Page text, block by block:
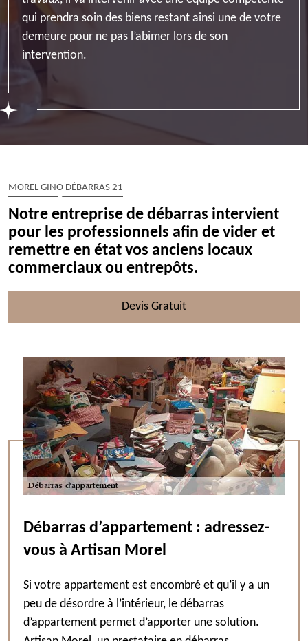
qui prendra soin des biens restant ainsi une de votre
demeure pour ne pas l’abimer lors de son
intervention.
MOREL GINO DÉBARRAS 21
Notre entreprise de débarras intervient
pour les professionnels afin de vider et
remettre en état vos anciens locaux
commerciaux ou entrepôts.
Devis Gratuit
Débarras d’appartement : adressez-
vous à Artisan Morel
Si votre appartement est encombré et qu’il y a un
peu de désordre à l’intérieur, le débarras
d’appartement permet d’apporter une solution.